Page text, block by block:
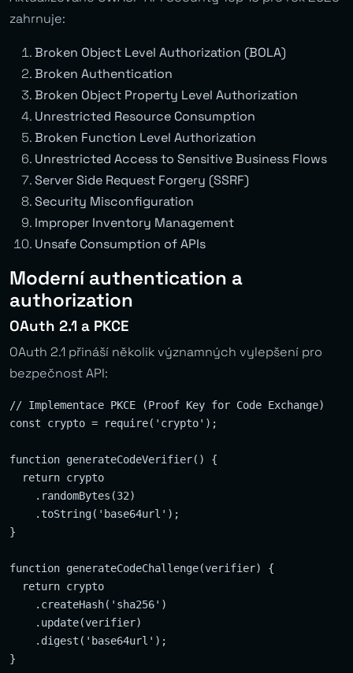
zahrnuje:
Broken Object Level Authorization (BOLA)
Broken Authentication
Broken Object Property Level Authorization
Unrestricted Resource Consumption
Broken Function Level Authorization
Unrestricted Access to Sensitive Business Flows
Server Side Request Forgery (SSRF)
Security Misconfiguration
Improper Inventory Management
Unsafe Consumption of APIs
Moderní authentication a
authorization
OAuth 2.1 a PKCE
OAuth 2.1 přináší několik významných vylepšení pro
bezpečnost API:
// Implementace PKCE (Proof Key for Code Exchange)
const crypto = require('crypto');
function generateCodeVerifier() {
  return crypto
    .randomBytes(32)
    .toString('base64url');
}
function generateCodeChallenge(verifier) {
  return crypto
    .createHash('sha256')
    .update(verifier)
    .digest('base64url');
}